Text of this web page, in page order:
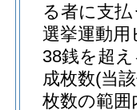
る者に支
選挙運動
38銭を超
成枚数(当
枚数の範